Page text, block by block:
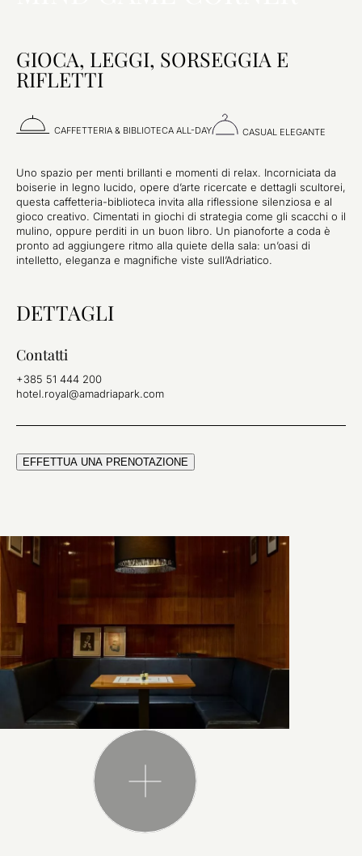
GIOCA, LEGGI, SORSEGGIA E
RIFLETTI
CAFFETTERIA & BIBLIOTECA ALL-DAY CASUAL ELEGANTE
Uno spazio per menti brillanti e momenti di relax. Incorniciata da
boiserie in legno lucido, opere d’arte ricercate e dettagli scultorei,
questa caffetteria-biblioteca invita alla riflessione silenziosa e al
gioco creativo. Cimentati in giochi di strategia come gli scacchi o il
mulino, oppure perditi in un buon libro. Un pianoforte a coda è
pronto ad aggiungere ritmo alla quiete della sala: un’oasi di
intelletto, eleganza e magnifiche viste sull’Adriatico.
DETTAGLI
Contatti
+385 51 444 200
hotel.royal@amadriapark.com
EFFETTUA UNA PRENOTAZIONE